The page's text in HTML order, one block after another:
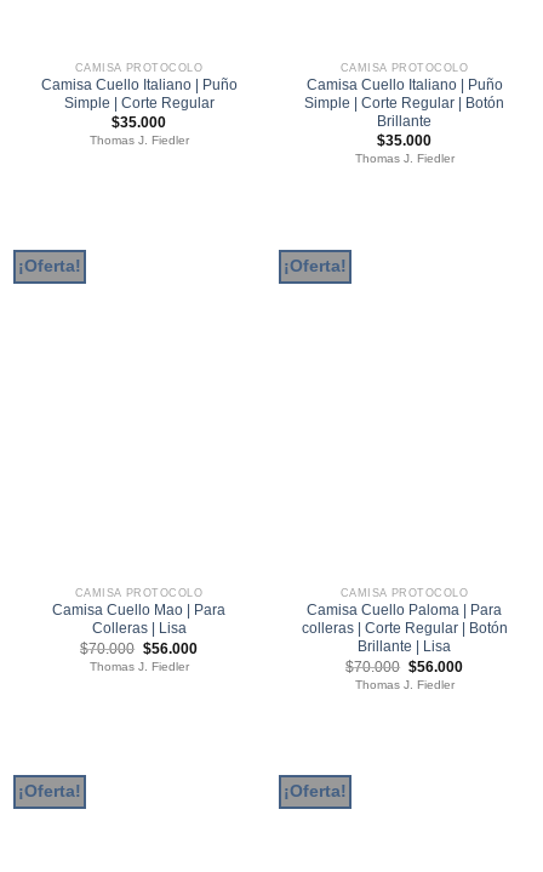
CAMISA PROTOCOLO
Camisa Cuello Italiano | Puño
Simple | Corte Regular
$35.000
Thomas J. Fiedler
CAMISA PROTOCOLO
Camisa Cuello Italiano | Puño
Simple | Corte Regular | Botón
Brillante
$35.000
Thomas J. Fiedler
¡Oferta!
CAMISA PROTOCOLO
Camisa Cuello Mao | Para
Colleras | Lisa
$70.000 El
precio
original
$56.000El
Thomas J. Fiedler
¡Oferta!
CAMISA PROTOCOLO
Camisa Cuello Paloma | Para
colleras | Corte Regular | Botón
Brillante | Lisa
$70.000 El
precio
original
$56.000El
Thomas J. Fiedler
¡Oferta! ¡Oferta!